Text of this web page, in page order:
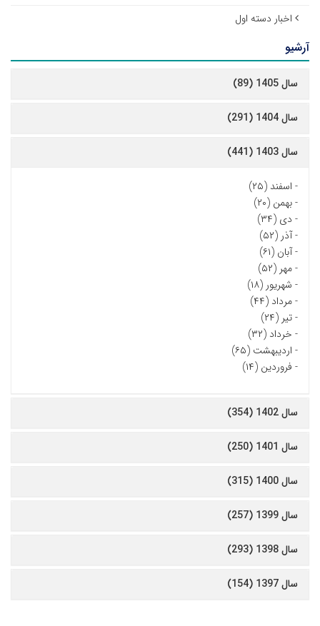
اخبار دسته اول
آرشیو
سال 1405 (89)
سال 1404 (291)
سال 1403 (441)
- اسفند (۲۵)
-بهمن (۲۰)
- دی (۳۴)
-آذر (۵۲)
-آبان (۶۱)
-مهر (۵۲)
- شهریور (۱۸)
-مرداد (۴۴)
-تیر (۲۴)
- خرداد (۳۲)
- اردیبهشت (۶۵)
- فروردین (۱۴)
سال 1402 (354)
سال 1401 (250)
سال 1400 (315)
سال 1399 (257)
سال 1398 (293)
سال 1397 (154)